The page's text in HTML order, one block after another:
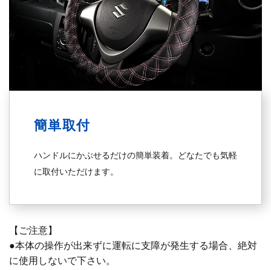
簡単取付
ハンドルにかぶせるだけの簡単装着。どなたでも気軽
に取付いただけます。
【ご注意】
●本体の操作が出来ずに運転に支障が発生する場合、絶対
に使用しないで下さい。